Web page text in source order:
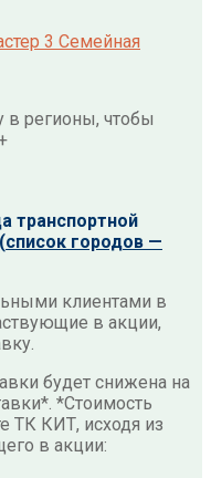
в регионы, чтобы
транспортной
список городов —
клиентами в
в акции,
будет снижена на
*Стоимость
ТК КИТ, исходя из
в акции: